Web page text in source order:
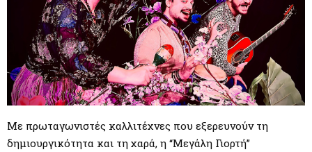
Με πρωταγωνιστές καλλιτέχνες που εξερευνούν τη
δημιουργικότητα και τη χαρά, η “Μεγάλη Γιορτή”